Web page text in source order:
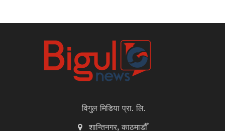
विगुल मिडिया प्रा. लि.
शान्तिनगर, काठमाडौँ